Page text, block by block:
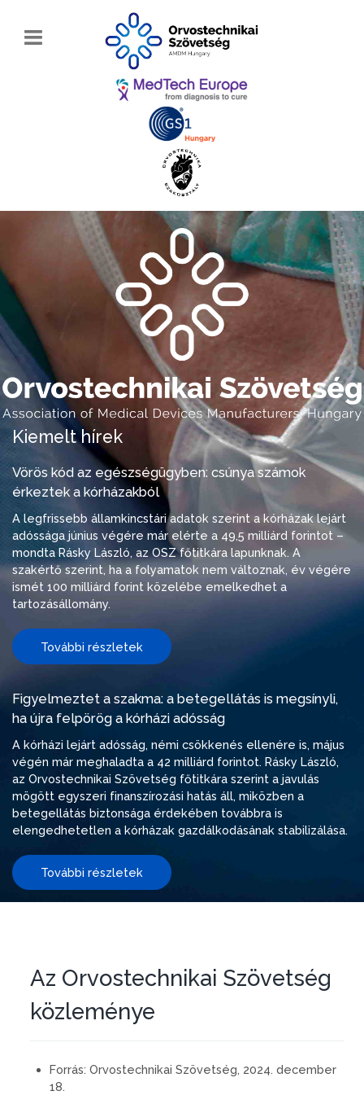
Kiemelt hírek
Vörös kód az egészségügyben: csúnya számok
érkeztek a kórházakból
A legfrissebb államkincstári adatok szerint a kórházak lejárt
adóssága június végére már elérte a 49,5 milliárd forintot –
mondta Rásky László, az OSZ főtitkára lapunknak. A
szakértő szerint, ha a folyamatok nem változnak, év végére
ismét 100 milliárd forint közelébe emelkedhet a
tartozásállomány.
További részletek
Figyelmeztet a szakma: a betegellátás is megsínyli,
ha újra felpörög a kórházi adósság
A kórházi lejárt adósság, némi csökkenés ellenére is, május
végén már meghaladta a 42 milliárd forintot. Rásky László,
az Orvostechnikai Szövetség főtitkára szerint a javulás
mögött egyszeri finanszírozási hatás áll, miközben a
betegellátás biztonsága érdekében továbbra is
elengedhetetlen a kórházak gazdálkodásának stabilizálása.
További részletek
Az Orvostechnikai Szövetség
közleménye
Forrás: Orvostechnikai Szövetség, 2024. december
18.